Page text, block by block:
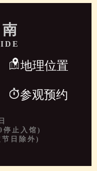
地理位置
参观预约
止入馆)
日除外)